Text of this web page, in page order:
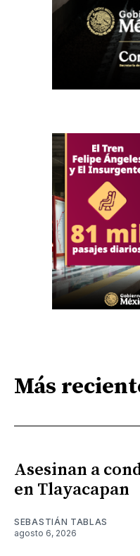
Más
Asesinan a
en Tlayacapan
SEBASTIÁN TABLAS
agosto 6, 2026